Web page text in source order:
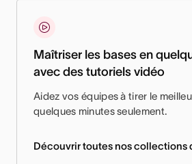
Maîtriser les bases en
avec des tutoriels vidéo
Aidez vos équipes à tirer le
quelques minutes seulement.
Découvrir toutes nos collections